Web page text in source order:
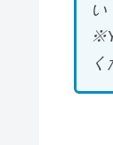
い